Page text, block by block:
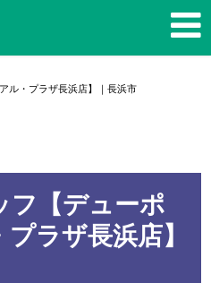
ル・プラザ長浜店】｜長浜市
フ【デューポ
ラザ長浜店】